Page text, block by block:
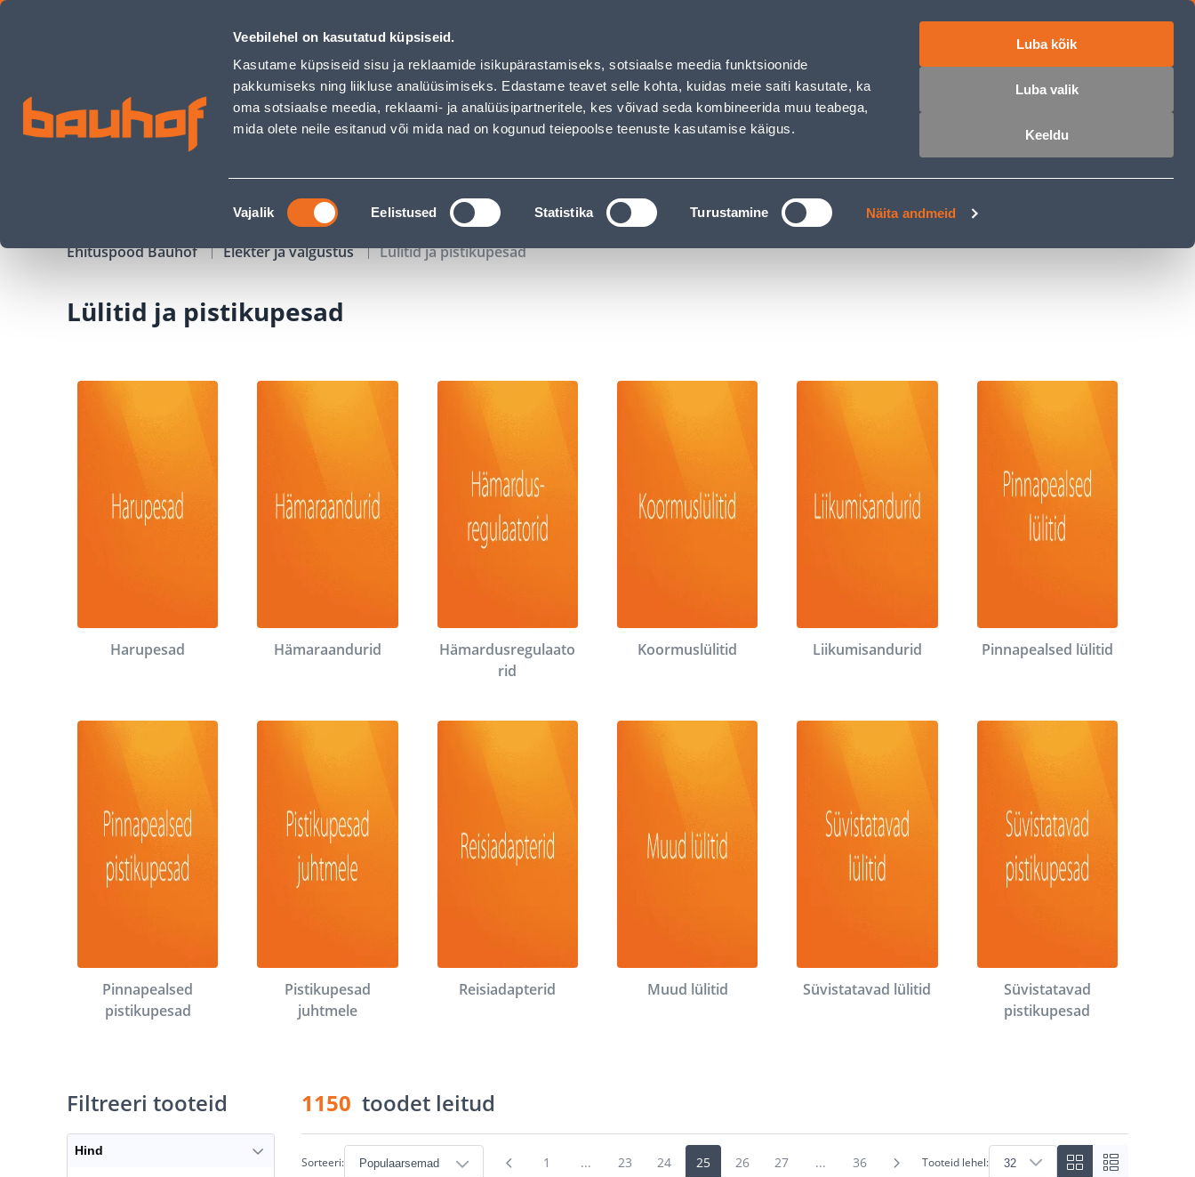
Veebilehel on kasutatud küpsiseid.
Kasutame küpsiseid sisu ja reklaamide isikupärastamiseks, sotsiaalse meedia funktsioonide
pakkumiseks ning liikluse analüüsimiseks. Edastame teavet selle kohta, kuidas meie saiti kasutate, ka
oma sotsiaalse meedia, reklaami- ja analüüsipartneritele, kes võivad seda kombineerida muu teabega,
mida olete neile esitanud või mida nad on kogunud teiepoolse teenuste kasutamise käigus.
Nõusoleku
valik
Vajalik Eelistused Statistika Turustamine Näita andmeid
Luba kõik
Luba valik
Keeldu
Lülitid ja pistikupesad - Bauhof has loaded
Äriklienditeenindus Klienditeenindus Teenused Karjäärileht
OTSI Logi sisse
KAMPAANIAD KATALOOGID TÖÖRIISTALAENUTUS JÄRELMAKS
Ehituspood Bauhof Elekter ja valgustus Lülitid ja pistikupesad
Lülitid ja pistikupesad
Harupesad Hämaraandurid
Hämardusregulaato
rid
Koormuslülitid Liikumisandurid Pinnapealsed lülitid
Pinnapealsed
pistikupesad
Pistikupesad
juhtmele
Reisiadapterid Muud lülitid Süvistatavad lülitid
Süvistatavad
pistikupesad
1150 toodet leitud
Sorteeri: 1 ... 23 24 25 26 27 ... 36 Tooteid lehel:
Filtreeri tooteid
Hind